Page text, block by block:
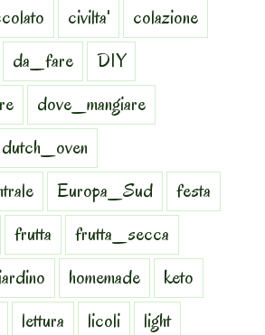
civilta'
colazione
da_fare
DIY
dove_mangiare
dutch_oven
Europa_Sud
festa
frutta
frutta_secca
homemade
keto
lettura licoli
light